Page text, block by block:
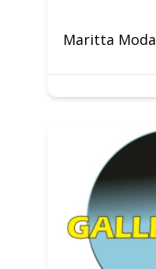
Maritta Moda